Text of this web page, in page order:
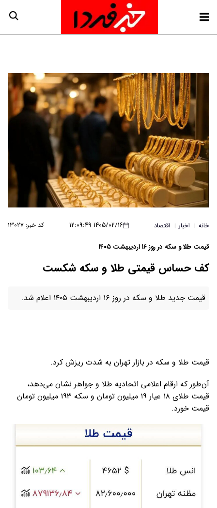
خانه | اخبار | اقتصاد ۱۴۰۵/۰۲/۱۶ ۱۲:۰۹:۴۹ کد خبر: ۱۳۰۲۷
قیمت طلا و سکه در روز ۱۶ اردیبهشت ۱۴۰۵
کف حساس قیمتی طلا و سکه شکست
قیمت جدید طلا و سکه در روز ۱۶ اردیبهشت ۱۴۰۵ اعلام شد.
قیمت طلا و سکه در بازار تهران به شدت ریزش کرد.
آن‌طور که ارقام اعلامی اتحادیه طلا و جواهر نشان می‌دهد،
قیمت طلای ۱۸ عیار ۱۹ میلیون تومان و سکه ۱۹۳ میلیون تومان
قیمت خورد.